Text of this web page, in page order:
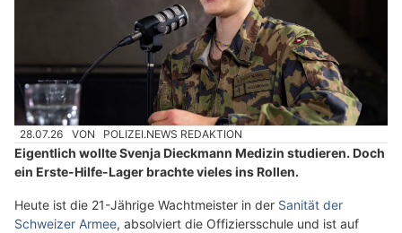
28.07.26 VON POLIZEI.NEWS REDAKTION
Eigentlich wollte Svenja Dieckmann Medizin studieren. Doch
ein Erste-Hilfe-Lager brachte vieles ins Rollen.
Heute ist die 21-Jährige Wachtmeister in der Sanität der
Schweizer Armee, absolviert die Offiziersschule und ist auf